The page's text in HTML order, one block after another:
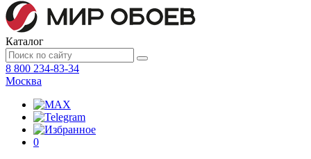
Каталог
8 800 234-83-34
Москва
0